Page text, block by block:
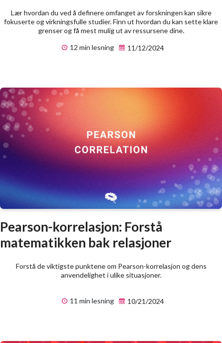
Lær hvordan du ved å definere omfanget av forskningen kan sikre
fokuserte og virkningsfulle studier. Finn ut hvordan du kan sette klare
grenser og få mest mulig ut av ressursene dine.
12 min lesning
11/12/2024
Pearson-korrelasjon: Forstå
matematikken bak relasjoner
Forstå de viktigste punktene om Pearson-korrelasjon og dens
anvendelighet i ulike situasjoner.
11 min lesning 10/21/2024